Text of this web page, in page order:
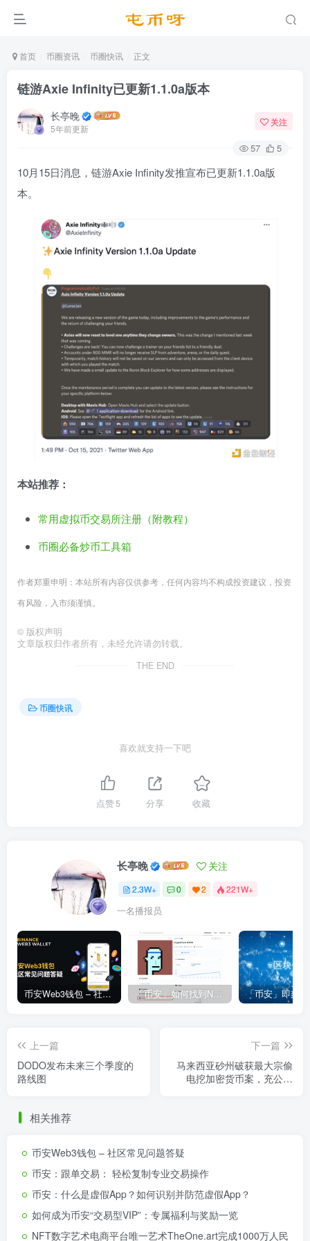
首页 币圈资讯 币圈快讯 正文
链游Axie Infinity已更新1.1.0a版本
长亭晚
5年前更新
关注
57 5
10月15日消息，链游Axie Infinity发推宣布已更新1.1.0a版
本。
本站推荐：
常用虚拟币交易所注册（附教程）
币圈必备炒币工具箱
作者郑重申明：本站所有内容仅供参考，任何内容均不构成投资建议，投资
有风险，入市须谨慎。
© 版权声明
文章版权归作者所有，未经允许请勿转载。
THE END
币圈快讯
喜欢就支持一下吧
点赞5 分享 收藏
长亭晚 关注
2.3W+ 0 2 221W+
一名播报员
币安Web3钱包 – 社区常见问题答疑 「币安」如何找到NFT合约地址？
上一篇
DODO发布未来三个季度的
路线图
下一篇
马来西亚砂州破获最大宗偷
电挖加密货币案，充公逾
相关推荐
币安Web3钱包 – 社区常见问题答疑
币安：跟单交易： 轻松复制专业交易操作
币安：什么是虚假App？如何识别并防范虚假App？
如何成为币安“交易型VIP”：专属福利与奖励一览
NFT数字艺术电商平台唯一艺术TheOne.art完成1000万人民